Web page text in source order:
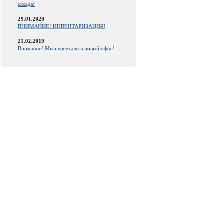
склада!
29.01.2020
ВНИМАНИЕ! ИНВЕНТАРИЗАЦИЯ!
21.02.2019
Внимание! Мы переехали в новый офис!